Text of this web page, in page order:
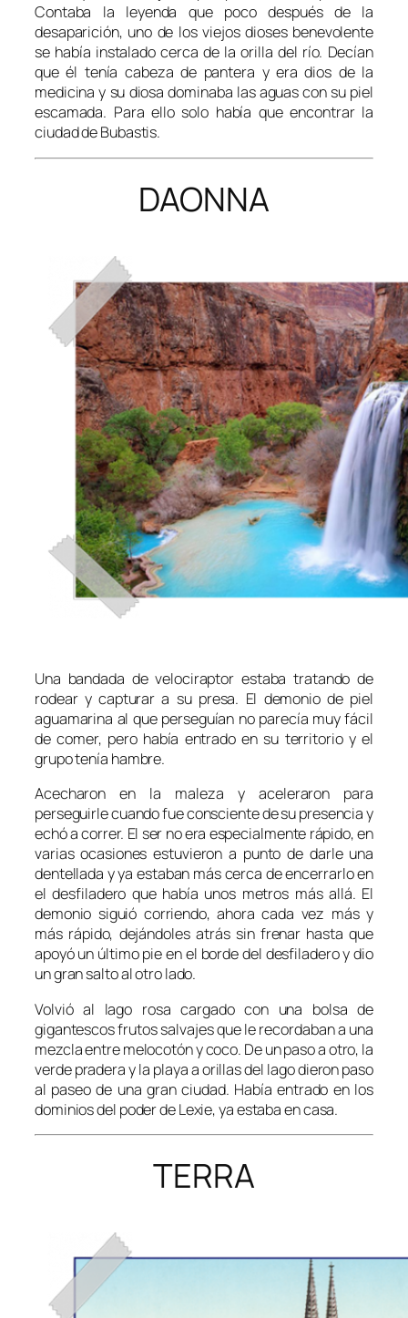
Contaba la leyenda que poco después de la
desaparición, uno de los viejos dioses benevolente
se había instalado cerca de la orilla del río. Decían
que él tenía cabeza de pantera y era dios de la
medicina y su diosa dominaba las aguas con su piel
escamada. Para ello solo había que encontrar la
ciudad de Bubastis.
DAONNA
Una bandada de velociraptor estaba tratando de
rodear y capturar a su presa. El demonio de piel
aguamarina al que perseguían no parecía muy fácil
de comer, pero había entrado en su territorio y el
grupo tenía hambre.
Acecharon en la maleza y aceleraron para
perseguirle cuando fue consciente de su presencia y
echó a correr. El ser no era especialmente rápido, en
varias ocasiones estuvieron a punto de darle una
dentellada y ya estaban más cerca de encerrarlo en
el desfiladero que había unos metros más allá. El
demonio siguió corriendo, ahora cada vez más y
más rápido, dejándoles atrás sin frenar hasta que
apoyó un último pie en el borde del desfiladero y dio
un gran salto al otro lado.
Volvió al lago rosa cargado con una bolsa de
gigantescos frutos salvajes que le recordaban a una
mezcla entre melocotón y coco. De un paso a otro, la
verde pradera y la playa a orillas del lago dieron paso
al paseo de una gran ciudad. Había entrado en los
dominios del poder de Lexie, ya estaba en casa.
TERRA